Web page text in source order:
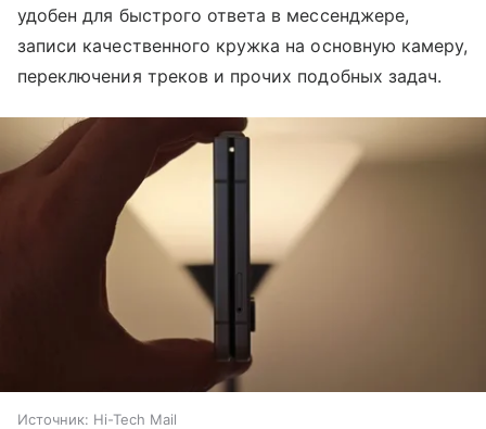
удобен для быстрого ответа в мессенджере,
записи качественного кружка на основную камеру,
переключения треков и прочих подобных задач.
Источник: Hi-Tech Mail